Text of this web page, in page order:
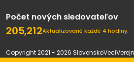
Počet nových sledovateľov
205,212Aktualizované každé 4 hodiny.
Copyright 2021 - 2026